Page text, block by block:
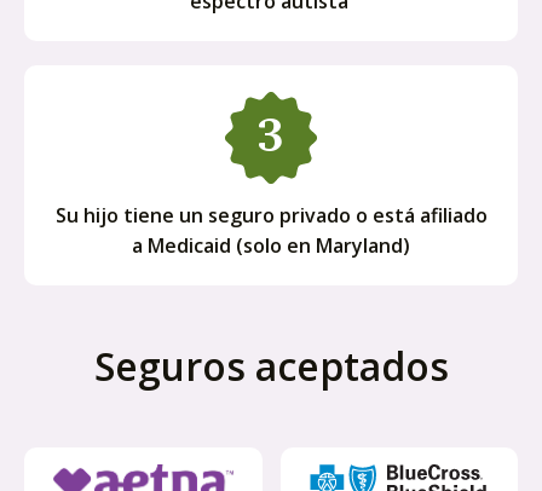
Su hijo tiene un seguro privado o está afiliado
a Medicaid (solo en Maryland)
Seguros aceptados